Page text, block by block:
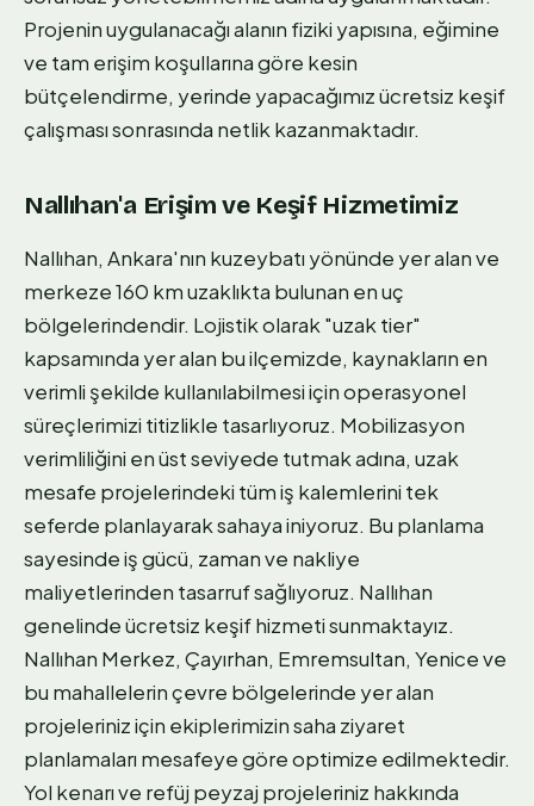
Projenin uygulanacağı alanın fiziki yapısına, eğimine
ve tam erişim koşullarına göre kesin
bütçelendirme, yerinde yapacağımız ücretsiz keşif
çalışması sonrasında netlik kazanmaktadır.
Nallıhan'a Erişim ve Keşif Hizmetimiz
Nallıhan, Ankara'nın kuzeybatı yönünde yer alan ve
merkeze 160 km uzaklıkta bulunan en uç
bölgelerindendir. Lojistik olarak "uzak tier"
kapsamında yer alan bu ilçemizde, kaynakların en
verimli şekilde kullanılabilmesi için operasyonel
süreçlerimizi titizlikle tasarlıyoruz. Mobilizasyon
verimliliğini en üst seviyede tutmak adına, uzak
mesafe projelerindeki tüm iş kalemlerini tek
seferde planlayarak sahaya iniyoruz. Bu planlama
sayesinde iş gücü, zaman ve nakliye
maliyetlerinden tasarruf sağlıyoruz. Nallıhan
genelinde ücretsiz keşif hizmeti sunmaktayız.
Nallıhan Merkez, Çayırhan, Emremsultan, Yenice ve
bu mahallelerin çevre bölgelerinde yer alan
projeleriniz için ekiplerimizin saha ziyaret
planlamaları mesafeye göre optimize edilmektedir.
Yol kenarı ve refüj peyzaj projeleriniz hakkında